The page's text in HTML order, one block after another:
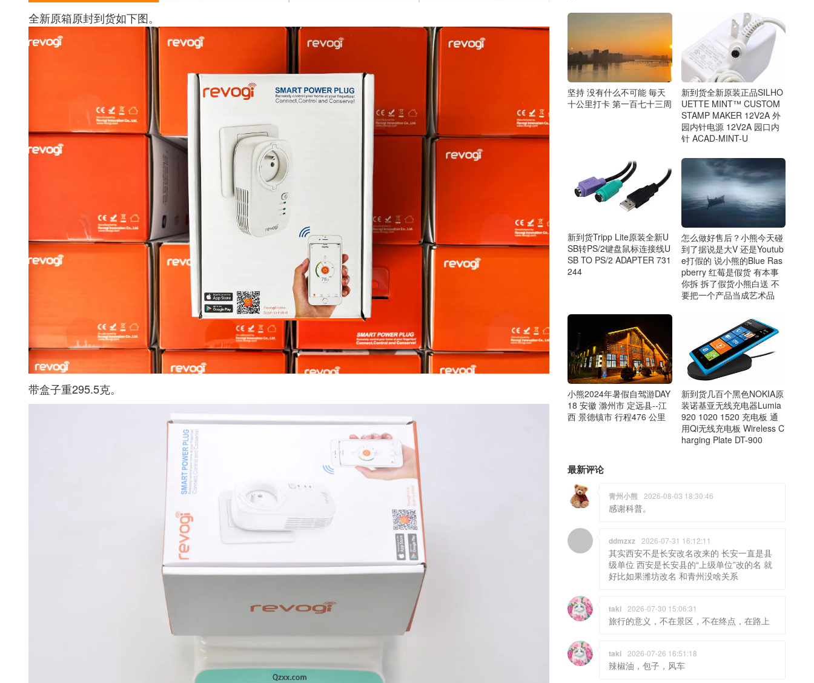
全新原箱原封到货如下图。
带盒子重295.5克。
坚持 没有什么不可能 毎天
十公里打卡 第一百七十三周
新到货全新原装正品SILHO
UETTE MINT™ CUSTOM
STAMP MAKER 12V2A 外
园内针电源 12V2A 园口内
针 ACAD-MINT-U
新到货Tripp Lite原装全新U
SB转PS/2键盘鼠标连接线U
SB TO PS/2 ADAPTER 731
244
怎么做好售后？小熊今天碰
到了据说是大V 还是Youtub
e打假的 说小熊的Blue Ras
pberry 红莓是假货 有本事
你拆 拆了假货小熊白送 不
要把一个产品当成艺术品
小熊2024年暑假自驾游DAY
18 安徽 滁州市 定远县--江
西 景德镇市 行程476 公里
新到货几百个黑色NOKIA原
装诺基亚无线充电器Lumia
920 1020 1520 充电板 通
用Qi无线充电板 Wireless C
harging Plate DT-900
最新评论
青州小熊 2026-08-03 18:30:46
感谢科普。
ddmzxz 2026-07-31 16:12:11
其实西安不是长安改名改来的 长安一直是县
级单位 西安是长安县的“上级单位”改的名 就
好比如果潍坊改名 和青州没啥关系
taki 2026-07-30 15:06:31
旅行的意义，不在景区，不在终点，在路上
taki 2026-07-26 16:51:18
辣椒油，包子，风车